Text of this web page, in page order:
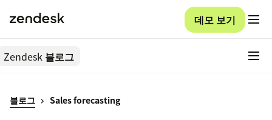
데모 보기
Zendesk 블로그
블로그 Sales forecasting